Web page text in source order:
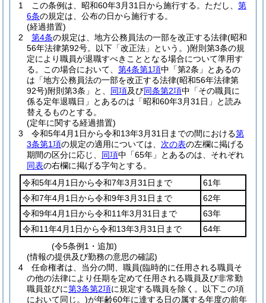
1
この条例は、昭和60年3月31日から施行する。 ただし、 第
6条の規定は、公布の日から施行する。
(経過措置)
2
第4条の規定は、地方公務員法の一部を改正する法律(昭和
56年法律第92号。以下「改正法」という。)附則第3条の規
定により職員が退職すべきこととなる場合について準用す
る。
この場合において、 第4条第1項中「第2条」とあるの
は「地方公務員法の一部を改正する法律(昭和56年法律第
92号)附則第3条」と、 同項及び同条第2項中「その職員に
係る定年退職日」とあるのは「昭和60年3月31日」と読み
替えるものとする。
(定年に関する経過措置)
3
令和5年4月1日から令和13年3月31日までの間における第
3条第1項の規定の適用については、 次の表の左欄に掲げる
期間の区分に応じ、 同項中「65年」とあるのは、それぞれ
同表の右欄に掲げる字句とする。
令和5年4月1日から令和7年3月31日まで
61年
令和7年4月1日から令和9年3月31日まで
62年
令和9年4月1日から令和11年3月31日まで
63年
令和11年4月1日から令和13年3月31日まで
64年
(令5条例1・追加)
(情報の提供及び勤務の意思の確認)
4
任命権者は、当分の間、職員(臨時的に任用される職員そ
の他の法律により任期を定めて任用される職員及び非常勤
職員並びに第3条第2項に規定する職員を除く。以下この項
において同じ。)が年齢60年に達する日の属する年度の前年